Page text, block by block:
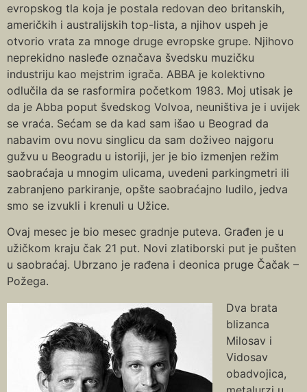
evropskog tla koja je postala redovan deo britanskih,
američkih i australijskih top-lista, a njihov uspeh je
otvorio vrata za mnoge druge evropske grupe. Njihovo
neprekidno nasleđe označava švedsku muzičku
industriju kao mejstrim igrača. ABBA je kolektivno
odlučila da se rasformira početkom 1983. Moj utisak je
da je Abba poput švedskog Volvoa, neuništiva je i uvijek
se vraća. Sećam se da kad sam išao u Beograd da
nabavim ovu novu singlicu da sam doživeo najgoru
gužvu u Beogradu u istoriji, jer je bio izmenjen režim
saobraćaja u mnogim ulicama, uvedeni parkingmetri ili
zabranjeno parkiranje, opšte saobraćajno ludilo, jedva
smo se izvukli i krenuli u Užice.
Ovaj mesec je bio mesec gradnje puteva. Građen je u
užičkom kraju čak 21 put. Novi zlatiborski put je pušten
u saobraćaj. Ubrzano je rađena i deonica pruge Čačak –
Požega.
Dva brata
blizanca
Milosav i
Vidosav
obadvojica,